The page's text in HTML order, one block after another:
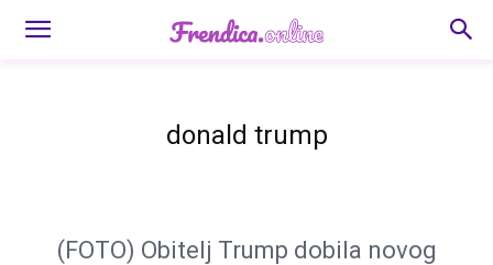
donald trump
(FOTO) Obitelj Trump dobila novog